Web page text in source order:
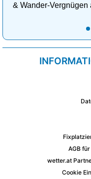
& Wander-Vergnügen
AGB
wetter.at
Cookie